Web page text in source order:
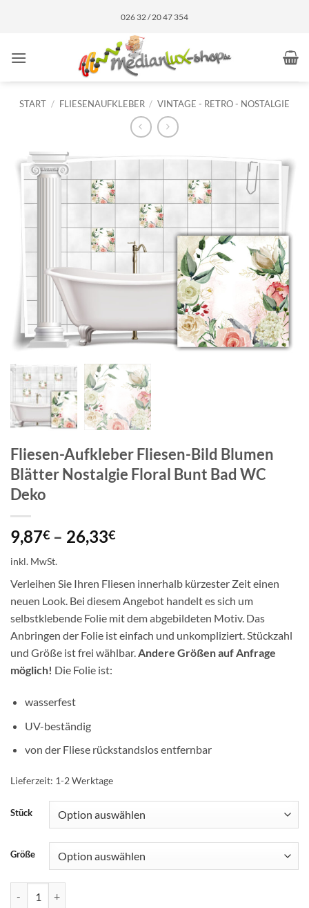
026 32 / 20 47 354
START / FLIESENAUFKLEBER / VINTAGE - RETRO - NOSTALGIE
Fliesen-Aufkleber Fliesen-Bild Blumen
Blätter Nostalgie Floral Bunt Bad WC
Deko
9,87€ – 26,33€
inkl. MwSt.
Verleihen Sie Ihren Fliesen innerhalb kürzester Zeit einen
neuen Look. Bei diesem Angebot handelt es sich um
selbstklebende Folie mit dem abgebildeten Motiv. Das
Anbringen der Folie ist einfach und unkompliziert. Stückzahl
und Größe ist frei wählbar.Andere Größen auf Anfrage
möglich! Die Folie ist:
wasserfest
UV-beständig
von der Fliese rückstandslos entfernbar
Lieferzeit: 1-2 Werktage
Stück
Größe